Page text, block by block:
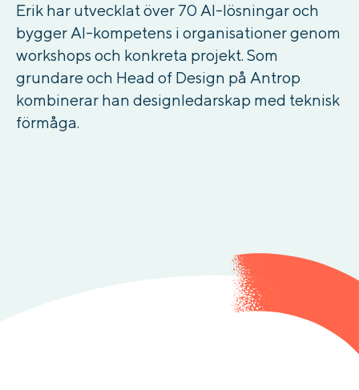
Erik har utvecklat över 70 AI-lösningar och
bygger AI-kompetens i organisationer genom
workshops och konkreta projekt. Som
grundare och Head of Design på Antrop
kombinerar han designledarskap med teknisk
förmåga.